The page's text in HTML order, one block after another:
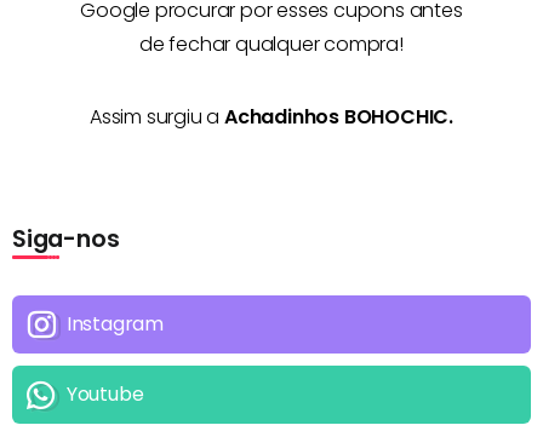
Google procurar por esses cupons antes
de fechar qualquer compra!
Assim surgiu a Achadinhos BOHOCHIC.
Siga-nos
Instagram
Youtube